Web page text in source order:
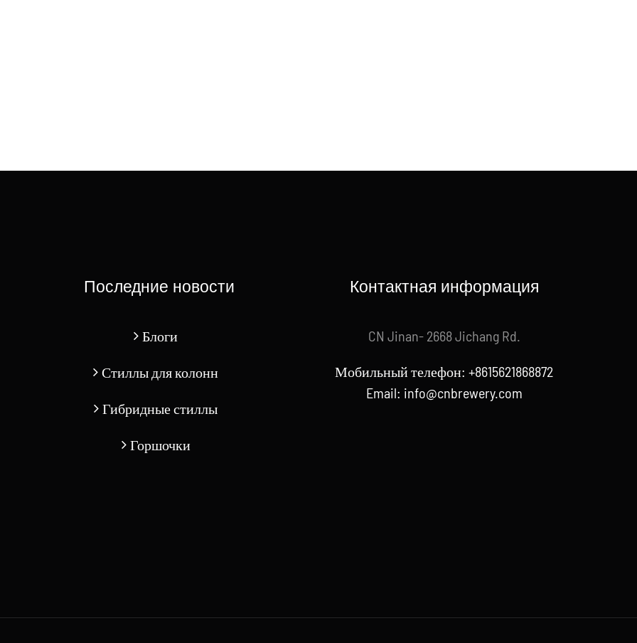
Последние новости
Блоги
Стиллы для колонн
Гибридные стиллы
Горшочки
Контактная информация
CN Jinan- 2668 Jichang Rd.
Мобильный телефон: +8615621868872
Email: info@cnbrewery.com